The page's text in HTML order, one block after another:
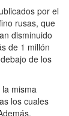
por el
rusas, que
disminuido
de 1 millón
de los
misma
los cuales